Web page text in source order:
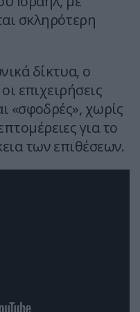
σκληρότερη
δίκτυα, ο
επιχειρήσεις
«σφοδρές», χωρίς
για το
των επιθέσεων.